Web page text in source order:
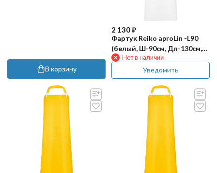
В корзину
2 130₽
Фартук Reiko aproLin -L90
(белый, Ш-90см, Дл-130см,
крепление GMH)
Нет в наличии
Уведомить